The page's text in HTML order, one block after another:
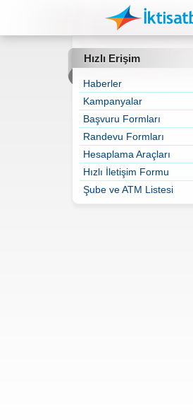
Hızlı Erişim
Haberler
Kampanyalar
Başvuru Formları
Randevu Formları
Hesaplama Araçları
Hızlı İletişim Formu
Şube ve ATM Listesi